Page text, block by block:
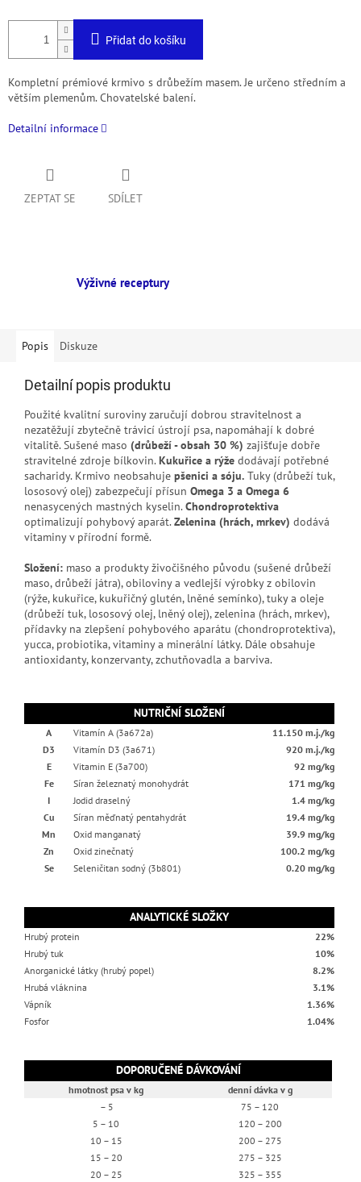
Přidat do košíku
Kompletní prémiové krmivo s drůbežím masem. Je určeno středním a
větším plemenům. Chovatelské balení.
Detailní informace
ZEPTAT SE SDÍLET
Výživné receptury
Popis Diskuze
Detailní popis produktu
Použité kvalitní suroviny zaručují dobrou stravitelnost a
nezatěžují zbytečně trávicí ústrojí psa, napomáhají k dobré
vitalitě. Sušené maso (drůbeží - obsah 30 %) zajišťuje dobře
stravitelné zdroje bílkovin.Kukuřice a rýže dodávají potřebné
sacharidy. Krmivo neobsahuje pšenici a sóju. Tuky (drůbeží tuk,
lososový olej) zabezpečují přísun Omega 3 a Omega 6
nenasycených mastných kyselin.Chondroprotektiva
optimalizují pohybový aparát.Zelenina (hrách, mrkev) dodává
vitaminy v přírodní formě.
Složení: maso a produkty živočišného původu (sušené drůbeží
maso, drůbeží játra), obiloviny a vedlejší výrobky z obilovin
(rýže, kukuřice, kukuřičný glutén, lněné semínko), tuky a oleje
(drůbeží tuk, lososový olej, lněný olej), zelenina (hrách, mrkev),
přídavky na zlepšení pohybového aparátu (chondroprotektiva),
yucca, probiotika, vitaminy a minerální látky. Dále obsahuje
antioxidanty, konzervanty, zchutňovadla a barviva.
NUTRIČNÍ SLOŽENÍ
A Vitamín A (3a672a)
11.150 m.j./kg
D3
Vitamín D3 (3a671)
920 m.j./kg
E
Vitamin E (3a700)
92 mg/kg
Fe
Síran železnatý monohydrát
171 mg/kg
I
Jodid draselný
1.4 mg/kg
Cu
Síran měďnatý pentahydrát
19.4 mg/kg
Mn
Oxid manganatý
39.9 mg/kg
Zn
Oxid zinečnatý
100.2 mg/kg
Se
Seleničitan sodný (3b801) 0.20 mg/kg
ANALYTICKÉ SLOŽKY
Hrubý protein
22%
Hrubý tuk
10%
Anorganické látky (hrubý popel)
8.2%
Hrubá vláknina
3.1%
Vápník
1.36%
Fosfor
1.04%
DOPORUČENÉ DÁVKOVÁNÍ
hmotnost psa v kg
denní dávka v g
– 5
75 – 120
5 – 10
120 – 200
10 – 15
200 – 275
15 – 20
275 – 325
20 – 25
325 – 355